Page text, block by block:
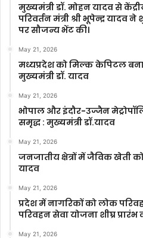
मुख्यमंत्री डॉ. मोहन यादव से
परिवर्तन मंत्री श्री भूपेन्द्र यादव
पर सौजन्य भेंट की।
May 21, 2026
मध्यप्रदेश को मिल्क केपिटल
मुख्यमंत्री डॉ. यादव
May 21, 2026
भोपाल और इंदौर-उज्जैन
समृद्ध : मुख्यमंत्री डॉ.यादव
May 21, 2026
जनजातीय क्षेत्रों में जैविक खेती को
यादव
May 21, 2026
प्रदेश में नागरिकों को लोक
परिवहन सेवा योजना शीघ्र
May 21, 2026